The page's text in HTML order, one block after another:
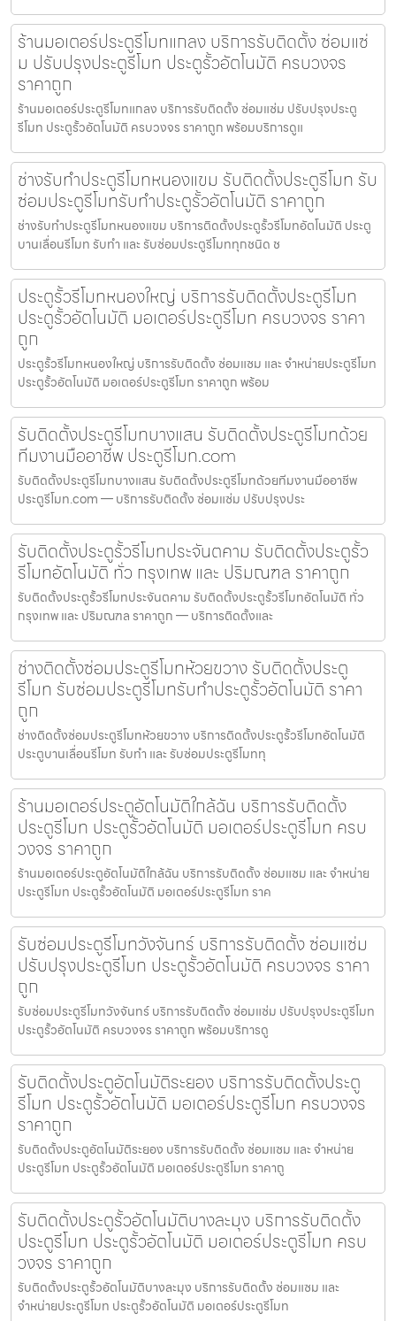
ร้านมอเตอร์ประตูรีโมทแกลง บริการรับติดตั้ง ซ่อมแซ่
ม ปรับปรุงประตูรีโมท ประตูรั้วอัตโนมัติ ครบวงจร
ราคาถูก
ร้านมอเตอร์ประตูรีโมทแกลง บริการรับติดตั้ง ซ่อมแซ่ม ปรับปรุงประตู
รีโมท ประตูรั้วอัตโนมัติ ครบวงจร ราคาถูก พร้อมบริการดูแ
ช่างรับทำประตูรีโมทหนองแขม รับติดตั้งประตูรีโมท รับ
ซ่อมประตูรีโมทรับทำประตูรั้วอัตโนมัติ ราคาถูก
ช่างรับทำประตูรีโมทหนองแขม บริการติดตั้งประตูรั้วรีโมทอัตโนมัติ ประตู
บานเลื่อนรีโมท รับทำ และ รับซ่อมประตูรีโมททุกชนิด ช
ประตูรั้วรีโมทหนองใหญ่ บริการรับติดตั้งประตูรีโมท
ประตูรั้วอัตโนมัติ มอเตอร์ประตูรีโมท ครบวงจร ราคา
ถูก
ประตูรั้วรีโมทหนองใหญ่ บริการรับติดตั้ง ซ่อมแซม และ จำหน่ายประตูรีโมท
ประตูรั้วอัตโนมัติ มอเตอร์ประตูรีโมท ราคาถูก พร้อม
รับติดตั้งประตูรีโมทบางแสน รับติดตั้งประตูรีโมทด้วย
ทีมงานมืออาชีพ ประตูรีโมท.com
รับติดตั้งประตูรีโมทบางแสน รับติดตั้งประตูรีโมทด้วยทีมงานมืออาชีพ
ประตูรีโมท.com — บริการรับติดตั้ง ซ่อมแซ่ม ปรับปรุงประ
รับติดตั้งประตูรั้วรีโมทประจันตคาม รับติดตั้งประตูรั้ว
รีโมทอัตโนมัติ ทั่ว กรุงเทพ และ ปริมณฑล ราคาถูก
รับติดตั้งประตูรั้วรีโมทประจันตคาม รับติดตั้งประตูรั้วรีโมทอัตโนมัติ ทั่ว
กรุงเทพ และ ปริมณฑล ราคาถูก — บริการติดตั้งและ
ช่างติดตั้งซ่อมประตูรีโมทห้วยขวาง รับติดตั้งประตู
รีโมท รับซ่อมประตูรีโมทรับทำประตูรั้วอัตโนมัติ ราคา
ถูก
ช่างติดตั้งซ่อมประตูรีโมทห้วยขวาง บริการติดตั้งประตูรั้วรีโมทอัตโนมัติ
ประตูบานเลื่อนรีโมท รับทำ และ รับซ่อมประตูรีโมททุ
ร้านมอเตอร์ประตูอัตโนมัติใกล้ฉัน บริการรับติดตั้ง
ประตูรีโมท ประตูรั้วอัตโนมัติ มอเตอร์ประตูรีโมท ครบ
วงจร ราคาถูก
ร้านมอเตอร์ประตูอัตโนมัติใกล้ฉัน บริการรับติดตั้ง ซ่อมแซม และ จำหน่าย
ประตูรีโมท ประตูรั้วอัตโนมัติ มอเตอร์ประตูรีโมท ราค
รับซ่อมประตูรีโมทวังจันทร์ บริการรับติดตั้ง ซ่อมแซ่ม
ปรับปรุงประตูรีโมท ประตูรั้วอัตโนมัติ ครบวงจร ราคา
ถูก
รับซ่อมประตูรีโมทวังจันทร์ บริการรับติดตั้ง ซ่อมแซ่ม ปรับปรุงประตูรีโมท
ประตูรั้วอัตโนมัติ ครบวงจร ราคาถูก พร้อมบริการดู
รับติดตั้งประตูอัตโนมัติระยอง บริการรับติดตั้งประตู
รีโมท ประตูรั้วอัตโนมัติ มอเตอร์ประตูรีโมท ครบวงจร
ราคาถูก
รับติดตั้งประตูอัตโนมัติระยอง บริการรับติดตั้ง ซ่อมแซม และ จำหน่าย
ประตูรีโมท ประตูรั้วอัตโนมัติ มอเตอร์ประตูรีโมท ราคาถู
รับติดตั้งประตูรั้วอัตโนมัติบางละมุง บริการรับติดตั้ง
ประตูรีโมท ประตูรั้วอัตโนมัติ มอเตอร์ประตูรีโมท ครบ
วงจร ราคาถูก
รับติดตั้งประตูรั้วอัตโนมัติบางละมุง บริการรับติดตั้ง ซ่อมแซม และ
จำหน่ายประตูรีโมท ประตูรั้วอัตโนมัติ มอเตอร์ประตูรีโมท